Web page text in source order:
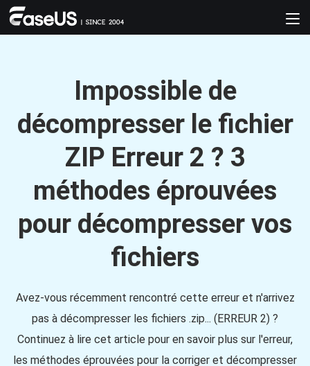
Impossible de
décompresser le fichier
ZIP Erreur 2 ? 3
méthodes éprouvées
pour décompresser vos
fichiers
Avez-vous récemment rencontré cette erreur et n'arrivez
pas à décompresser les fichiers .zip... (ERREUR 2) ?
Continuez à lire cet article pour en savoir plus sur l'erreur,
les méthodes éprouvées pour la corriger et décompresser